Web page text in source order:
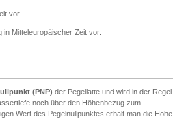
vor.
Mitteleuropäischer Zeit vor.
(PNP) der Pegellatte und wird in der Regel
noch über den Höhenbezug zum
Wert des Pegelnullpunktes erhält man die Höhe